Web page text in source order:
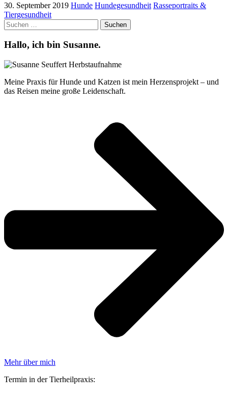
30. September 2019 Hunde Hundegesundheit Rasseportraits &
Tiergesundheit
Suchen
nach:
Hallo, ich bin Susanne.
Meine Praxis für Hunde und Katzen ist mein Herzensprojekt – und
das Reisen meine große Leidenschaft.
Mehr über mich
Termin in der Tierheilpraxis: